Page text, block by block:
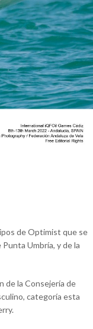
de Optimist que se
Umbría, y de la
de la Consejería de
categoría esta